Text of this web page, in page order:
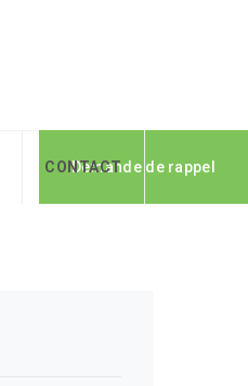
CONTACT
Demande de rappel